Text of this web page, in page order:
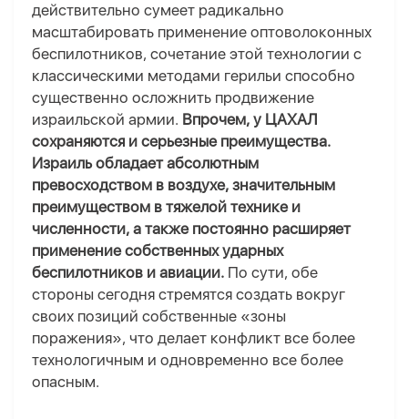
действительно сумеет радикально
масштабировать применение оптоволоконных
беспилотников, сочетание этой технологии с
классическими методами герильи способно
существенно осложнить продвижение
израильской армии. Впрочем, у ЦАХАЛ
сохраняются и серьезные преимущества.
Израиль обладает абсолютным
превосходством в воздухе, значительным
преимуществом в тяжелой технике и
численности, а также постоянно расширяет
применение собственных ударных
беспилотников и авиации. По сути, обе
стороны сегодня стремятся создать вокруг
своих позиций собственные «зоны
поражения», что делает конфликт все более
технологичным и одновременно все более
опасным.